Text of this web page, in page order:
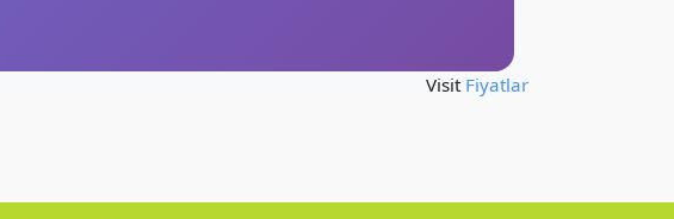
Visit Fiyatlar